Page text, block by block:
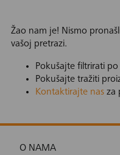
Žao nam je! Nismo
vašoj pretrazi.
Pokušajte filtrirati
Pokušajte tražiti
Kontaktirajte nas za
O NAMA